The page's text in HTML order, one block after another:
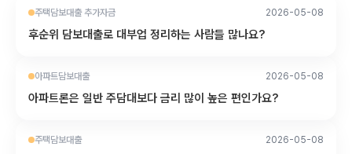
주택담보대출 추가자금 2026-05-08
후순위 담보대출로 대부업 정리하는 사람들 많나요?
아파트담보대출 2026-05-08
아파트론은 일반 주담대보다 금리 많이 높은 편인가요?
주택담보대출 2026-05-08